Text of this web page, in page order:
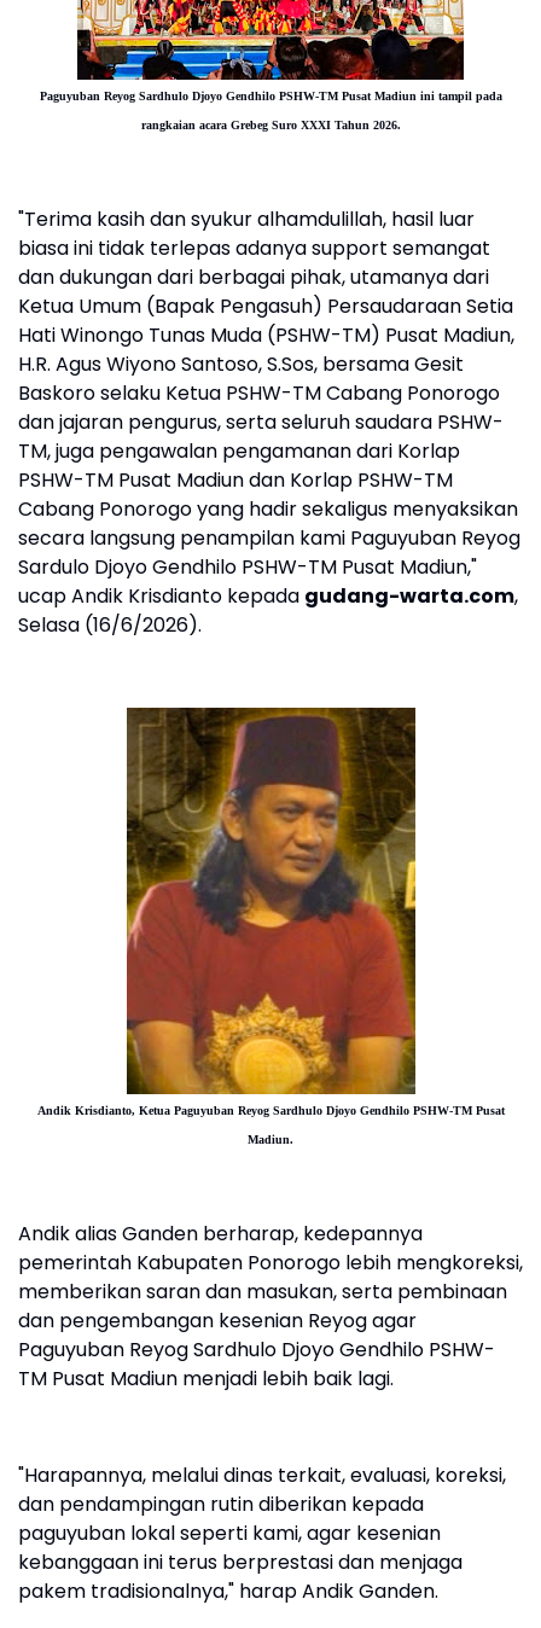
Paguyuban Reyog Sardhulo Djoyo Gendhilo PSHW-TM Pusat Madiun ini tampil pada
rangkaian acara Grebeg Suro XXXI Tahun 2026.
"Terima kasih dan syukur alhamdulillah, hasil luar
biasa ini tidak terlepas adanya support semangat
dan dukungan dari berbagai pihak, utamanya dari
Ketua Umum (Bapak Pengasuh) Persaudaraan Setia
Hati Winongo Tunas Muda (PSHW-TM) Pusat Madiun,
H.R. Agus Wiyono Santoso, S.Sos, bersama Gesit
Baskoro selaku Ketua PSHW-TM Cabang Ponorogo
dan jajaran pengurus, serta seluruh saudara PSHW-
TM, juga pengawalan pengamanan dari Korlap
PSHW-TM Pusat Madiun dan Korlap PSHW-TM
Cabang Ponorogo yang hadir sekaligus menyaksikan
secara langsung penampilan kami Paguyuban Reyog
Sardulo Djoyo Gendhilo PSHW-TM Pusat Madiun,"
ucap Andik Krisdianto kepada gudang-warta.com,
Selasa (16/6/2026).
Andik Krisdianto, Ketua Paguyuban Reyog Sardhulo Djoyo Gendhilo PSHW-TM Pusat
Madiun.
Andik alias Ganden berharap, kedepannya
pemerintah Kabupaten Ponorogo lebih mengkoreksi,
memberikan saran dan masukan, serta pembinaan
dan pengembangan kesenian Reyog agar
Paguyuban Reyog Sardhulo Djoyo Gendhilo PSHW-
TM Pusat Madiun menjadi lebih baik lagi.
"Harapannya, melalui dinas terkait, evaluasi, koreksi,
dan pendampingan rutin diberikan kepada
paguyuban lokal seperti kami, agar kesenian
kebanggaan ini terus berprestasi dan menjaga
pakem tradisionalnya," harap Andik Ganden.